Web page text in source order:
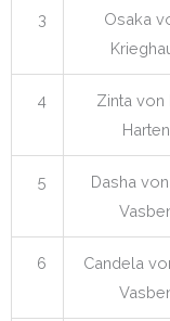
3
Osaka
4
Zinta von
Harten
5
Dasha
6
Candela